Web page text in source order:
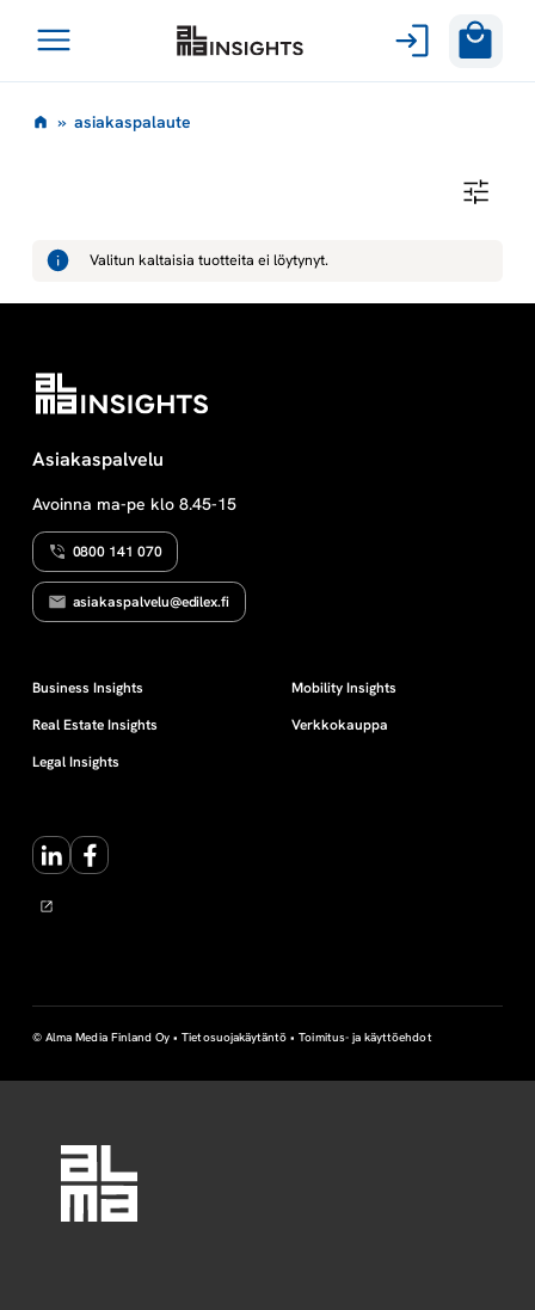
sisältöön
Avaa
a
a
k
a
s
p
a
a
u
t
e
» asiakaspalaute
A
K
S
A
U
T
Valitun kaltaisia tuotteita ei löytynyt.
Asiakaspalvelu
Avoinna ma-pe klo 8.45-15
0800 141 070
asiakaspalvelu@edilex.fi
Business Insights
Real Estate Insights
Legal Insights
Mobility Insights
Verkkokauppa
LinkedInFacebook
© Alma Media Finland Oy •Tietosuojakäytäntö •Toimitus- ja käyttöehdot